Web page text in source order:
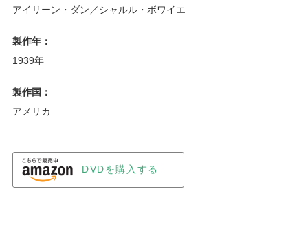
アイリーン・ダン／シャルル・ボワイエ
製作年：
1939年
製作国：
アメリカ
DVDを購入する